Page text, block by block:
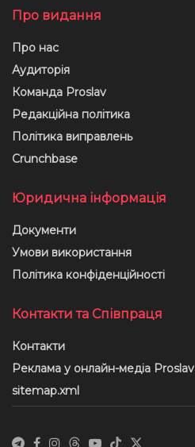
Про видання
Про нас
Аудиторія
Команда Proslav
Редакційна політика
Політика виправлень
Crunchbase
Юридична інформація
Документи
Умови використання
Політика конфіденційності
Контакти та Співпраця
Контакти
Реклама у онлайн-медіа Proslav
sitemap.xml